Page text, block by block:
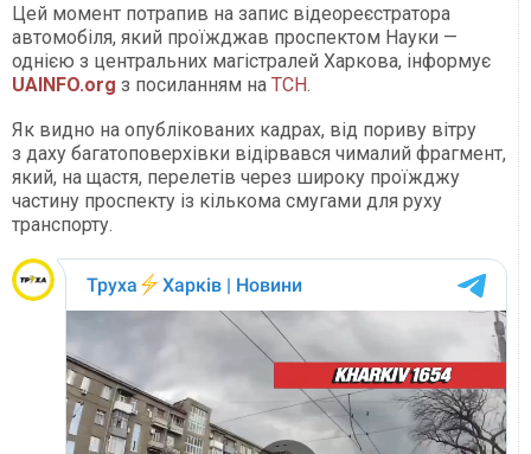
Цей момент потрапив на запис відеореєстратора
автомобіля, який проїжджав проспектом Науки —
однією з центральних магістралей Харкова, інформує
UAINFO.org з посиланням на ТСН.
Як видно на опублікованих кадрах, від пориву вітру
з даху багатоповерхівки відірвався чималий фрагмент,
який, на щастя, перелетів через широку проїжджу
частину проспекту із кількома смугами для руху
транспорту.